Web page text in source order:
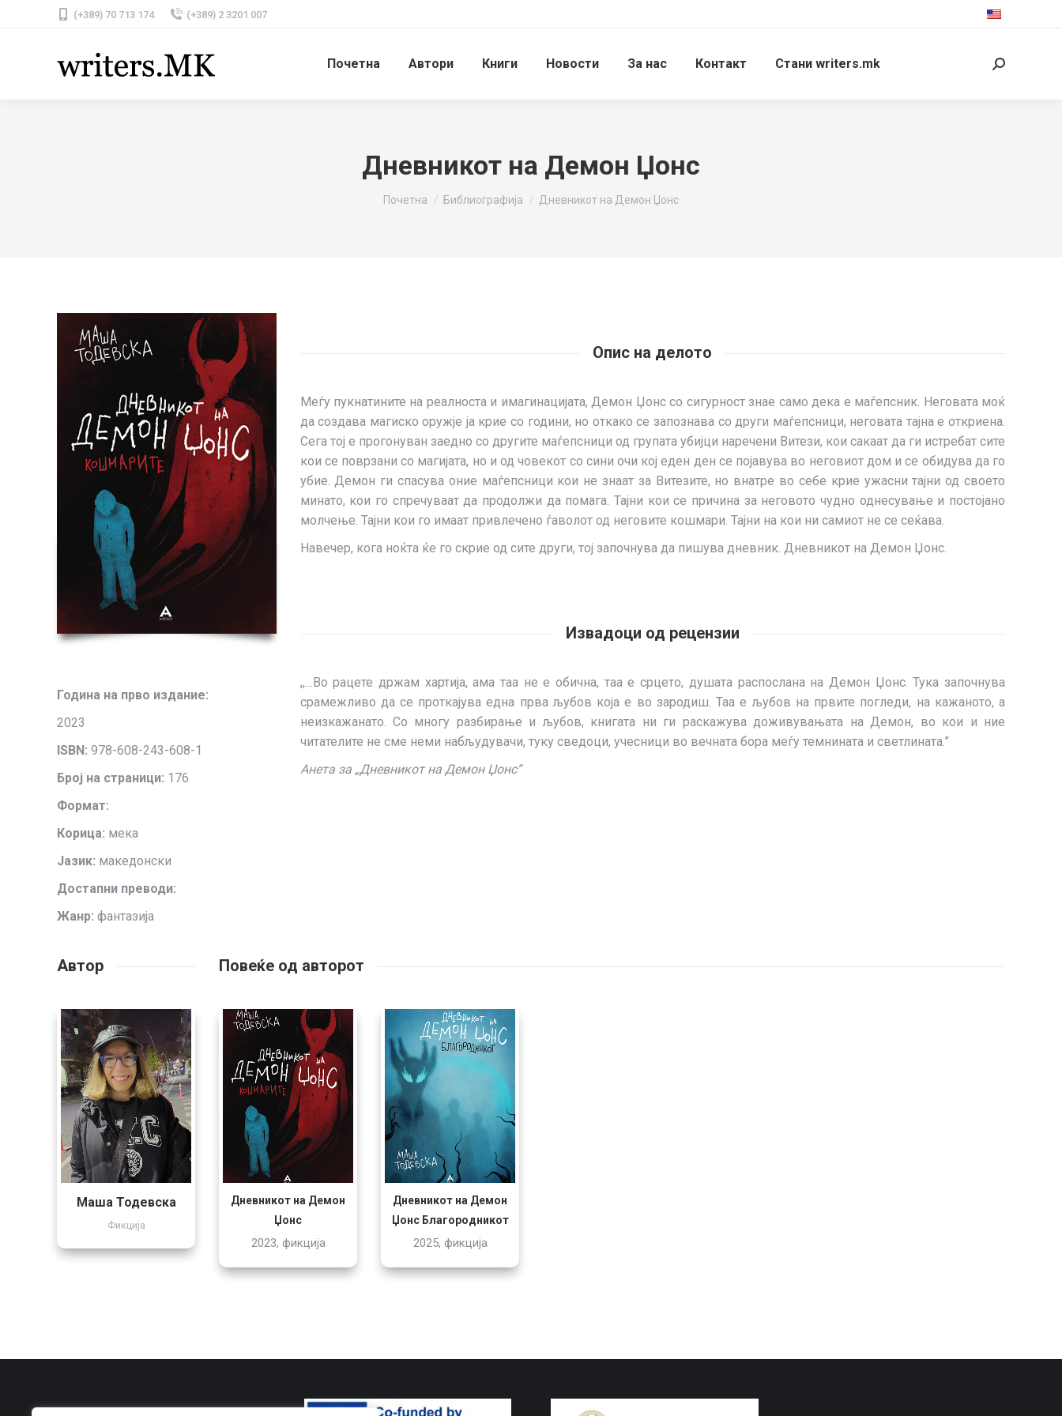
(+389) 70 713 174 (+389) 2 3201 007
Почетна Автори Книги Новости За нас Контакт Стани writers.mk Search:
Дневникот на Демон Џонс
You are here:
Почетна Библиографија Дневникот на Демон Џонс
Година на прво издание:
2023
ISBN: 978-608-243-608-1
Број на страници: 176
Формат:
Корица: мека
Јазик: македонски
Достапни преводи:
Жанр: фантазија
Опис на делото
Меѓу пукнатините на реалноста и имагинацијата, Демон Џонс со сигурност знае само дека е маѓепсник. Неговата моќ
да создава магиско оружје ја крие со години, но откако се запознава со други маѓепсници, неговата тајна е откриена.
Сега тој е прогонуван заедно со другите маѓепсници од групата убијци наречени Витези, кои сакаат да ги истребат сите
кои се поврзани со магијата, но и од човекот со сини очи кој еден ден се појавува во неговиот дом и се обидува да го
убие. Демон ги спасува оние маѓепсници кои не знаат за Витезите, но внатре во себе крие ужасни тајни од своето
минато, кои го спречуваат да продолжи да помага. Тајни кои се причина за неговото чудно однесување и постојано
молчење. Тајни кои го имаат привлечено ѓаволот од неговите кошмари. Тајни на кои ни самиот не се сеќава.
Навечер, кога ноќта ќе го скрие од сите други, тој започнува да пишува дневник. Дневникот на Демон Џонс.
Извадоци од рецензии
,,…Во рацете држам хартија, ама таа не е обична, таа е срцето, душата распослана на Демон Џонс. Тука започнува
срамежливо да се проткајува една прва љубов која е во зародиш. Таа е љубов на првите погледи, на кажаното, а
неизкажанато. Со многу разбирање и љубов, книгата ни ги раскажува доживувањата на Демон, во кои и ние
читателите не сме неми набљудувачи, туку сведоци, учесници во вечната бора меѓу темнината и светлината.”
Анета за „Дневникот на Демон Џонс“
Автор
Маша Тодевска
Фикција
Повеќе од авторот
Дневникот на Демон
Џонс
2023, фикција
Дневникот на Демон
Џонс Благородникот
2025, фикција